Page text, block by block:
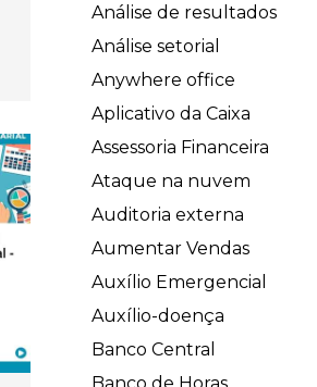
Análise de resultados
Análise setorial
Anywhere office
Aplicativo da Caixa
Assessoria Financeira
Ataque na nuvem
Auditoria externa
Aumentar Vendas
Auxílio Emergencial
Auxílio-doença
Banco Central